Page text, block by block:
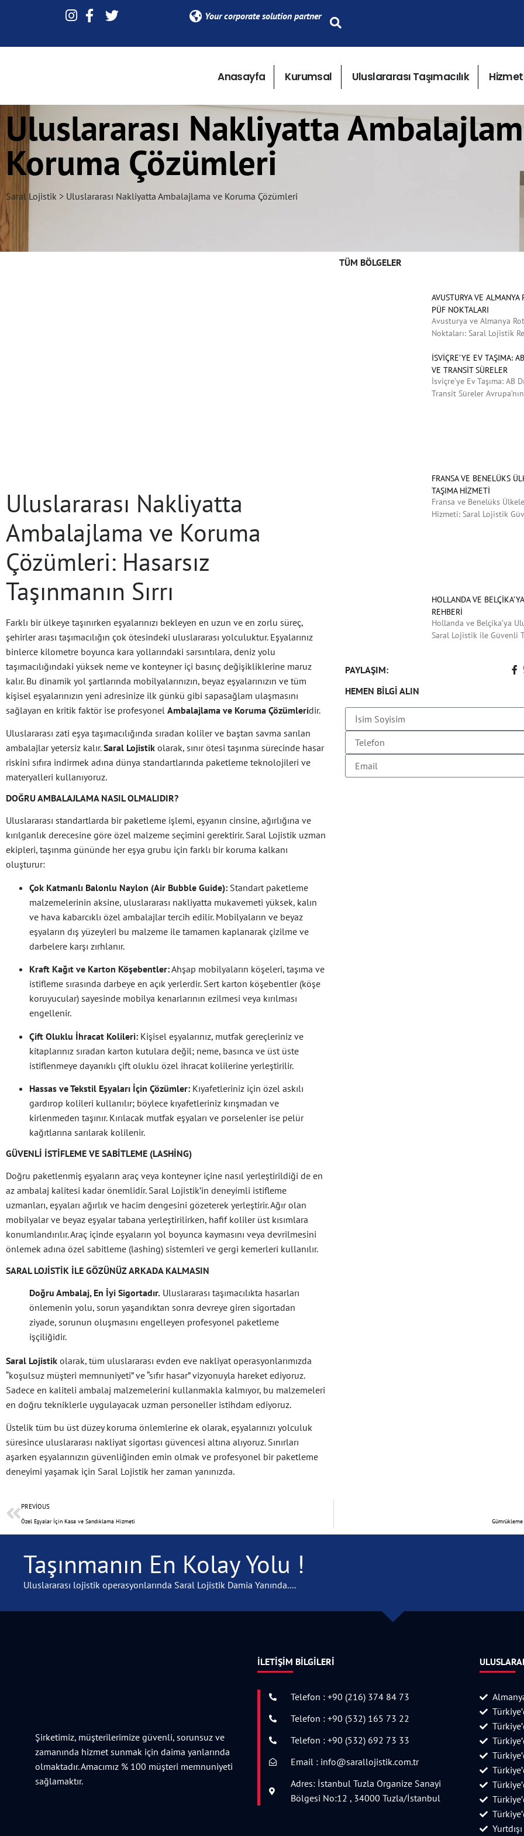
Your corporate solution partner
Anasayfa Kurumsal Uluslararası Taşımacılık
Uluslararası Nakliyatta
Koruma Çözümleri
Saral Lojistik > Uluslararası Nakliyatta Ambalajlama ve Koruma Çözümleri
Uluslararası Nakliyatta
Ambalajlama ve Koruma
Çözümleri: Hasarsız
Taşınmanın Sırrı
Farklı bir ülkeye taşınırken eşyalarınızı bekleyen en uzun ve en zorlu süreç,
şehirler arası taşımacılığın çok ötesindeki uluslararası yolculuktur. Eşyalarınız
binlerce kilometre boyunca kara yollarındaki sarsıntılara, deniz yolu
taşımacılığındaki yüksek neme ve konteyner içi basınç değişikliklerine maruz
kalır. Bu dinamik yol şartlarında mobilyalarınızın, beyaz eşyalarınızın ve tüm
kişisel eşyalarınızın yeni adresinize ilk günkü gibi sapasağlam ulaşmasını
sağlayan en kritik faktör ise profesyonel Ambalajlama ve Koruma Çözümleridir.
Uluslararası zati eşya taşımacılığında sıradan koliler ve baştan savma sarılan
ambalajlar yetersiz kalır.Saral Lojistik olarak, sınır ötesi taşınma sürecinde hasar
riskini sıfıra indirmek adına dünya standartlarında paketleme teknolojileri ve
materyalleri kullanıyoruz.
DOĞRU AMBALAJLAMA NASIL OLMALIDIR?
Uluslararası standartlarda bir paketleme işlemi, eşyanın cinsine, ağırlığına ve
kırılganlık derecesine göre özel malzeme seçimini gerektirir. Saral Lojistik uzman
ekipleri, taşınma gününde her eşya grubu için farklı bir koruma kalkanı
oluşturur:
Çok Katmanlı Balonlu Naylon (Air Bubble Guide): Standart paketleme
malzemelerinin aksine, uluslararası nakliyatta mukavemeti yüksek, kalın
ve hava kabarcıklı özel ambalajlar tercih edilir. Mobilyaların ve beyaz
eşyaların dış yüzeyleri bu malzeme ile tamamen kaplanarak çizilme ve
darbelere karşı zırhlanır.
Kraft Kağıt ve Karton Köşebentler:Ahşap mobilyaların köşeleri, taşıma ve
istifleme sırasında darbeye en açık yerlerdir. Sert karton köşebentler (köşe
koruyucular) sayesinde mobilya kenarlarının ezilmesi veya kırılması
engellenir.
Çift Oluklu İhracat Kolileri: Kişisel eşyalarınız, mutfak gereçleriniz ve
kitaplarınız sıradan karton kutulara değil; neme, basınca ve üst üste
istiflenmeye dayanıklı çift oluklu özel ihracat kolilerine yerleştirilir.
Hassas ve Tekstil Eşyaları İçin Çözümler: Kıyafetleriniz için özel askılı
gardırop kolileri kullanılır; böylece kıyafetleriniz kırışmadan ve
kirlenmeden taşınır. Kırılacak mutfak eşyaları ve porselenler ise pelür
kağıtlarına sarılarak kolilenir.
GÜVENLI İSTIFLEME VE SABITLEME (LASHING)
Doğru paketlenmiş eşyaların araç veya konteyner içine nasıl yerleştirildiği de en
az ambalaj kalitesi kadar önemlidir. Saral Lojistik’in deneyimli istifleme
uzmanları, eşyaları ağırlık ve hacim dengesini gözeterek yerleştirir. Ağır olan
mobilyalar ve beyaz eşyalar tabana yerleştirilirken, hafif koliler üst kısımlara
konumlandırılır. Araç içinde eşyaların yol boyunca kaymasını veya devrilmesini
önlemek adına özel sabitleme (lashing) sistemleri ve gergi kemerleri kullanılır.
SARAL LOJISTIK ILE GÖZÜNÜZ ARKADA KALMASIN
Doğru Ambalaj, En İyi Sigortadır. Uluslararası taşımacılıkta hasarları
önlemenin yolu, sorun yaşandıktan sonra devreye giren sigortadan
ziyade, sorunun oluşmasını engelleyen profesyonel paketleme
işçiliğidir.
Saral Lojistik olarak, tüm uluslararası evden eve nakliyat operasyonlarımızda
“koşulsuz müşteri memnuniyeti” ve “sıfır hasar” vizyonuyla hareket ediyoruz.
Sadece en kaliteli ambalaj malzemelerini kullanmakla kalmıyor, bu malzemeleri
en doğru tekniklerle uygulayacak uzman personeller istihdam ediyoruz.
Üstelik tüm bu üst düzey koruma önlemlerine ek olarak, eşyalarınızı yolculuk
süresince uluslararası nakliyat sigortası güvencesi altına alıyoruz. Sınırları
aşarken eşyalarınızın güvenliğinden emin olmak ve profesyonel bir paketleme
deneyimi yaşamak için Saral Lojistik her zaman yanınızda.
TÜM BÖLGELER
AVUSTURYA VE ALMANYA
PÜF NOKTALARI
Avusturya ve Almanya
Noktaları: Saral Lojistik
İSVIÇRE’YE EV TAŞIMA:
VE TRANSIT SÜRELER
İsviçre’ye Ev Taşıma: AB
Transit Süreler
FRANSA VE BENELÜKS
TAŞIMA HIZMETI
Fransa ve Benelüks
Hizmeti: Saral Lojistik
HOLLANDA VE
REHBERI
Hollanda ve Belçika’ya
Saral Lojistik ile Güvenli
PAYLAŞIM:
HEMEN BILGI ALIN
PREVIOUS
Özel Eşyalar İçin Kasa ve Sandıklama Hizmeti
Taşınmanın En Kolay Yolu !
Uluslararası lojistik operasyonlarında Saral Lojistik Damia Yanında....
Şirketimiz, müşterilerimize güvenli, sorunsuz ve
zamanında hizmet sunmak için daima yanlarında
olmaktadır. Amacımız % 100 müşteri memnuniyeti
sağlamaktır.
İLETIŞIM BILGILERI
Telefon : +90 (216) 374 84 73
Telefon : +90 (532) 165 73 22
Telefon : +90 (532) 692 73 33
Email : info@sarallojistik.com.tr
Adres: İstanbul Tuzla Organize Sanayi
Bölgesi No:12 , 34000 Tuzla/İstanbul